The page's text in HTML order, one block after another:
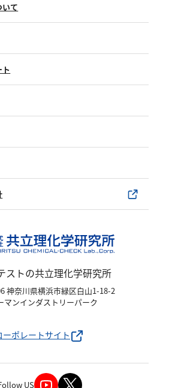
て
ストの共立理化学研究所
神奈川県横浜市緑区白山1-18-2
マンインダストリーパーク
ーポレートサイト
US